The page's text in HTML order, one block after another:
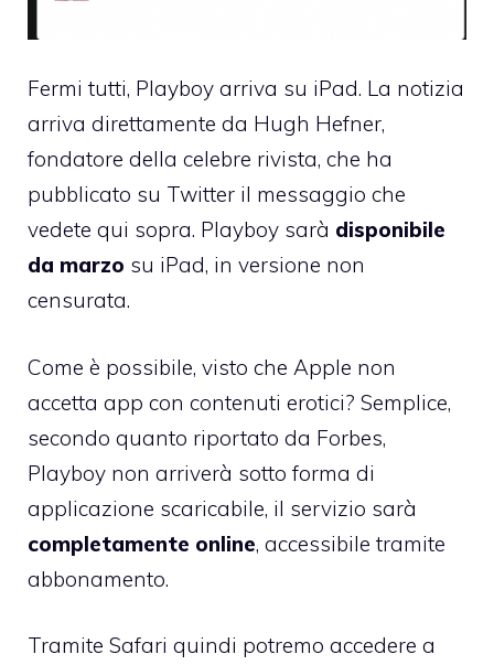
Fermi tutti, Playboy arriva su iPad. La notizia
arriva direttamente da Hugh Hefner,
fondatore della celebre rivista, che ha
pubblicato su Twitter il messaggio che
vedete qui sopra. Playboy sarà disponibile
da marzo su iPad, in versione non
censurata.
Come è possibile, visto che Apple non
accetta app con contenuti erotici? Semplice,
secondo quanto riportato da Forbes,
Playboy non arriverà sotto forma di
applicazione scaricabile, il servizio sarà
completamente online, accessibile tramite
abbonamento.
Tramite Safari quindi potremo accedere a